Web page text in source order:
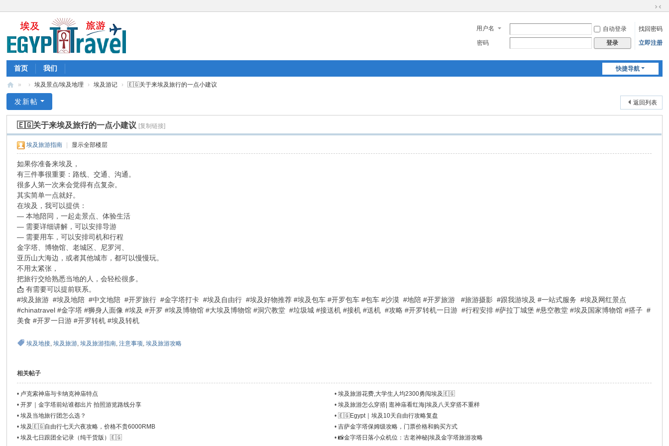
换
到
窄
用户名 自动登录
找回密码
密码
登录 立即注册
快捷导航
首页 我们
及
» › 埃及景点/埃及地理 › 埃及游记 › 🇪🇬关于来埃及旅行的一点小建议
返回列表
发新帖
🇪🇬关于来埃及旅行的一点小建议 [复制链接]
埃及旅游指南 显示全部楼层
如果你准备来埃及，
有三件事很重要：路线、交通、沟通。
很多人第一次来会觉得有点复杂。
其实简单一点就好。
在埃及，我可以提供：
— 本地陪同，一起走景点、体验生活
— 需要详细讲解，可以安排导游
— 需要用车，可以安排司机和行程
金字塔、博物馆、老城区、尼罗河、
亚历山大海边，或者其他城市，都可以慢慢玩。
不用太紧张，
把旅行交给熟悉当地的人，会轻松很多。
📩 有需要可以提前联系。
#埃及旅游 #埃及地陪 #中文地陪 #开罗旅行 #金字塔打卡 #埃及自由行 #埃及好物推荐 #埃及包车 #开罗包车 #包车 #沙漠 #地陪 #开罗旅游 #旅游摄影 #跟我游埃及 #一站式服务 #埃及网红景点
#chinatravel #金字塔 #狮身人面像 #埃及 #开罗 #埃及博物馆 #大埃及博物馆 #洞穴教堂 #垃圾城 #接送机 #接机 #送机 #攻略 #开罗转机一日游 #行程安排 #萨拉丁城堡 #悬空教堂 #埃及国家博物馆 #搭子 #
美食 #开罗一日游 #开罗转机 #埃及转机
埃及地接,埃及旅游,埃及旅游指南,注意事项,埃及旅游攻略
相关帖子
• 卢克索神庙与卡纳克神庙特点 • 埃及旅游花费,大学生人均2300勇闯埃及🇪🇬
•开罗｜金字塔前站谁都出片 拍照游览路线分享 • 埃及旅游怎么穿搭| 逛神庙看红海|埃及八天穿搭不重样
•埃及当地旅行团怎么选？ • 🇪🇬Egypt｜埃及10天自由行攻略复盘
•埃及🇪🇬自由行七天六夜攻略，价格不贵6000RMB • 吉萨金字塔保姆级攻略，门票价格和购买方式
•埃及七日跟团全记录（纯干货版）🇪🇬 • 📸金字塔日落小众机位：古老神秘|埃及金字塔旅游攻略